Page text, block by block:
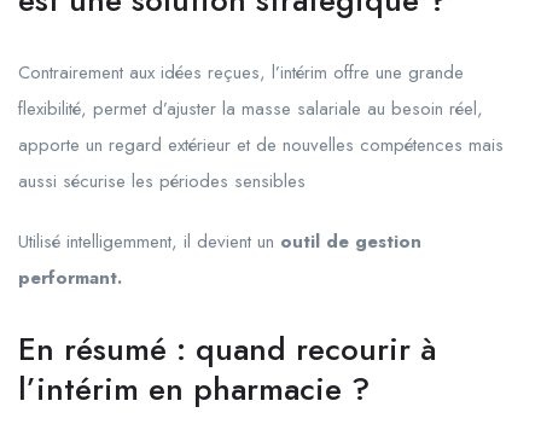
Contrairement aux idées reçues, l’intérim offre une grande
flexibilité, permet d’ajuster la masse salariale au besoin réel,
apporte un regard extérieur et de nouvelles compétences mais
aussi sécurise les périodes sensibles
Utilisé intelligemment, il devient un outil de gestion
performant.
En résumé : quand recourir à
l’intérim en pharmacie ?